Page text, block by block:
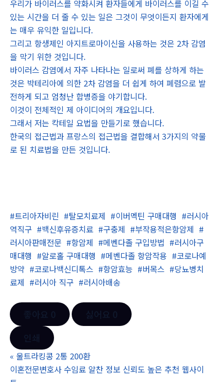
우리가 바이러스를 약화시켜 환자들에게 바이러스를 이길 수
있는 시간을 더 줄 수 있는 일은 그것이 무엇이든지 환자에게
는 매우 유익한 일입니다.
그리고 항생제인 아지트로마이신을 사용하는 것은 2차 감염
을 막기 위한 것입니다.
바이러스 감염에서 자주 나타나는 일로써 폐를 상하게 하는
것은 박테리아에 의한 2차 감염을 더 쉽게 하여 폐렴으로 발
전하게 되고 엄청난 합병증을 야기합니다.
이것이 전체적인 제 아이디어의 개요입니다.
그래서 저는 칵테일 요법을 만들기로 했습니다.
한국의 접근법과 프랑스의 접근법을 결합해서 3가지의 약물
로 된 치료법을 만든 것입니다.
#트리아자비린 #탈모치료제 #이버멕틴 구매대행 #러시아
역직구 #백신후유증치료 #구충제 #부작용적은항암제 #
러시아판매전문 #항암제 #메벤다졸 구입방법 #러시아구
매대행 #알로홀 구매대행 #메벤다졸 항암작용 #코로나예
방약 #코로나백신디톡스 #항암효능 #버목스 #당뇨병치
료제 #러시아 직구 #러시아배송
« 울트라킹콩 2통 200환
이혼전문변호사 수임료 알찬 정보 신뢰도 높은 추천 웹사이